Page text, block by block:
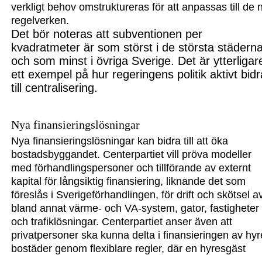
verkligt behov omstruktureras för att anpassas till de
regelverken.
Det bör noteras att subventionen per
kvadratmeter är som störst i de största
och som minst i övriga Sverige. Det är
ett exempel på hur regeringens politik aktivt
till centralisering.
Nya finansieringslösningar
Nya finansieringslösningar kan bidra till att öka
bostadsbyggandet. Centerpartiet vill pröva modeller
med förhandlingspersoner och tillförande av externt
kapital för långsiktig finansiering, liknande det som
föreslås i Sverigeförhandlingen, för drift och skötsel
bland annat värme- och VA-system, gator, fastigheter
och trafiklösningar. Centerpartiet anser även att
privatpersoner ska kunnadelta i finansieringen av
bostäder genom flexiblare regler, där en hyresgäst